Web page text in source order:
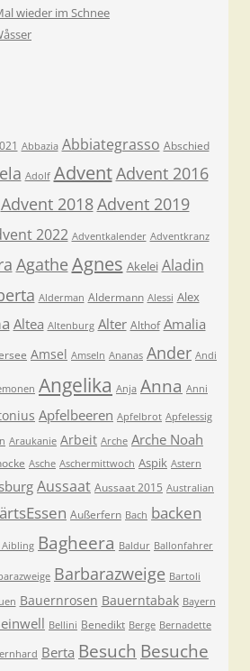
wieder im Schnee
Abbazia Abbiategrasso Abschied
Adolf AdventAdvent 2016
Advent 2018Advent 2019
2022 Adventkalender Adventkranz
Agathe Agnes Akelei Aladin
Alderman Aldermann Alessi Alex
Altea Altenburg Alter Althof Amalia
Amsel Amseln Ananas Ander Andi
Angelika Anja Anna Anni
Apfelbeeren Apfelbrot Apfelessig
Araukanie Arbeit Arche Arche Noah
Asche Aschermittwoch Aspik Astern
Aussaat Aussaat 2015 Australian
Außerfern Bach backen
Aibling Bagheera Baldur Ballonfahrer
Barbarazweige Bartoli
Bauernrosen Bauerntabak Bayern
Bellini Benedikt Berge Bernadette
Berta Besuch Besuche